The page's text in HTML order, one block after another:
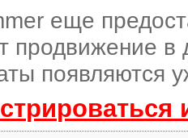
еще
продвижение в
появляются